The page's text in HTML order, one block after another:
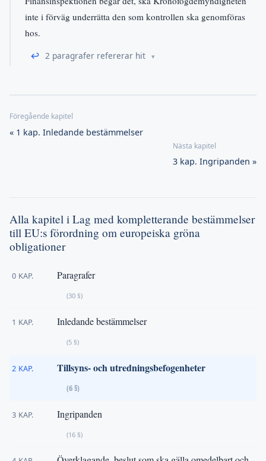
inte i förväg underrätta den som kontrollen ska genomföras
hos.
↩ 2 paragrafer refererar hit
« 1 kap. Inledande bestämmelser
3 kap. Ingripanden »
Alla kapitel i Lag med kompletterande bestämmelser
till EU:s förordning om europeiska gröna
obligationer
0 KAP. Paragrafer
(30 §)
1 KAP. Inledande bestämmelser
(5 §)
2 KAP. Tillsyns- och utredningsbefogenheter
(6 §)
3 KAP. Ingripanden
(16 §)